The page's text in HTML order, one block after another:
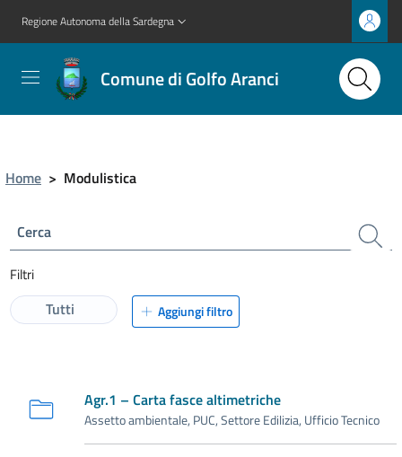
Regione Autonoma della Sardegna
Comune di Golfo Aranci
Home > Modulistica
Cerca
Filtri
Tutti Aggiungi filtro
Agr.1 – Carta fasce altimetriche
Assetto ambientale, PUC, Settore Edilizia, Ufficio Tecnico